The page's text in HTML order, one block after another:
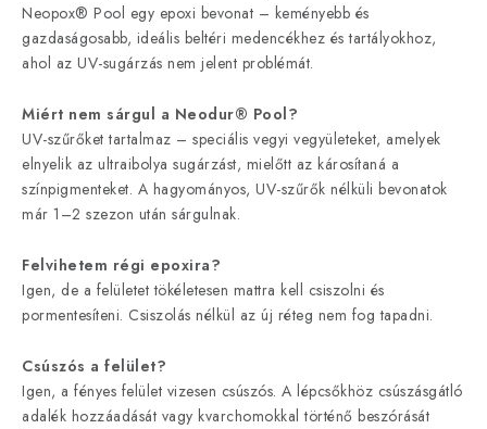
Neopox® Pool egy epoxi bevonat – keményebb és
gazdaságosabb, ideális beltéri medencékhez és tartályokhoz,
ahol az UV-sugárzás nem jelent problémát.
Miért nem sárgul a Neodur® Pool?
UV-szűrőket tartalmaz – speciális vegyi vegyületeket, amelyek
elnyelik az ultraibolya sugárzást, mielőtt az károsítaná a
színpigmenteket. A hagyományos, UV-szűrők nélküli bevonatok
már 1–2 szezon után sárgulnak.
Felvihetem régi epoxira?
Igen, de a felületet tökéletesen mattra kell csiszolni és
pormentesíteni. Csiszolás nélkül az új réteg nem fog tapadni.
Csúszós a felület?
Igen, a fényes felület vizesen csúszós. A lépcsőkhöz csúszásgátló
adalék hozzáadását vagy kvarchomokkal történő beszórását